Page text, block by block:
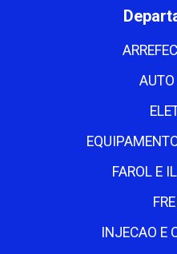
FAROL E
INJECAO E